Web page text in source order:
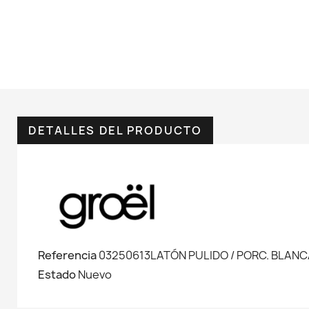
DETALLES DEL PRODUCTO
Referencia03250613LATÓN PULIDO / PORC.
EstadoNuevo